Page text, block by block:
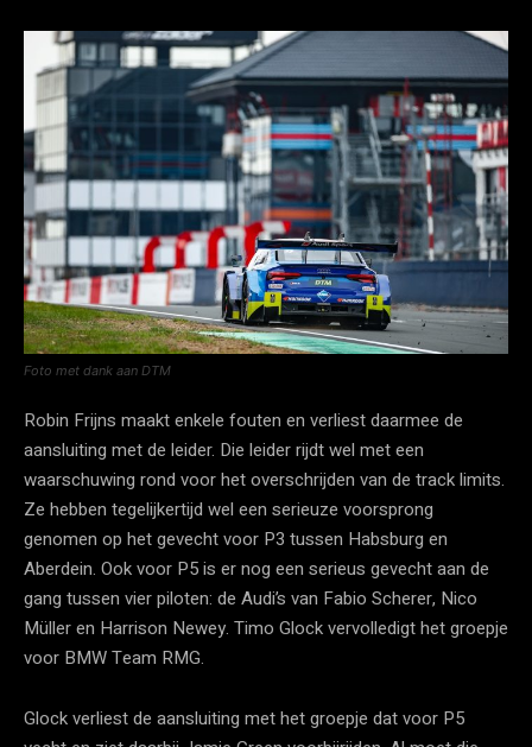
Foto met dank aan DTM
Robin Frijns maakt enkele fouten en verliest daarmee de
aansluiting met de leider. Die leider rijdt wel met een
waarschuwing rond voor het overschrijden van de track limits.
Ze hebben tegelijkertijd wel een serieuze voorsprong
genomen op het gevecht voor P3 tussen Habsburg en
Aberdein. Ook voor P5 is er nog een serieus gevecht aan de
gang tussen vier piloten: de Audi’s van Fabio Scherer, Nico
Müller en Harrison Newey. Timo Glock vervolledigt het groepje
voor BMW Team RMG.
Glock verliest de aansluiting met het groepje dat voor P5